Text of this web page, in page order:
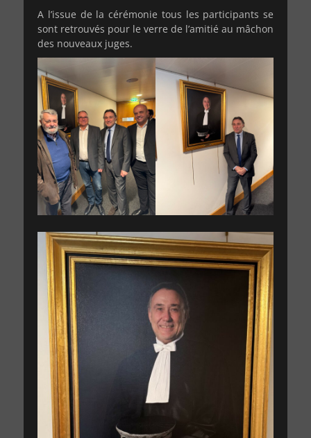
A l’issue de la cérémonie tous les participants se
sont retrouvés pour le verre de l’amitié au mâchon
des nouveaux juges.